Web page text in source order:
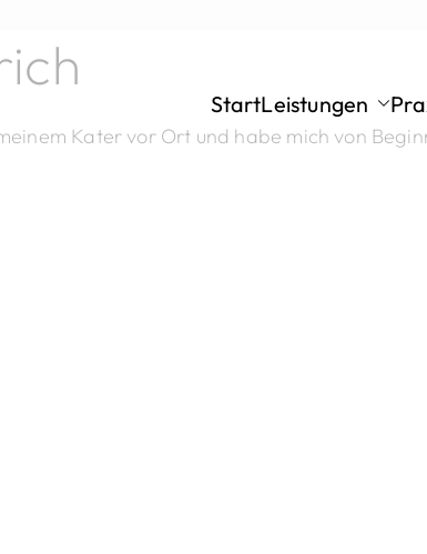
Steininger
StartLeistungen
Kater vor Ort und habe mich von